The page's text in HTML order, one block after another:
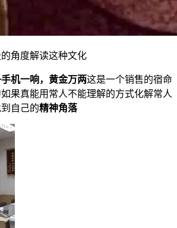
角度解读这种文化
机一响，黄金万两这是一个销售的宿命
果真能用常人不能理解的方式化解常人
自己的精神角落